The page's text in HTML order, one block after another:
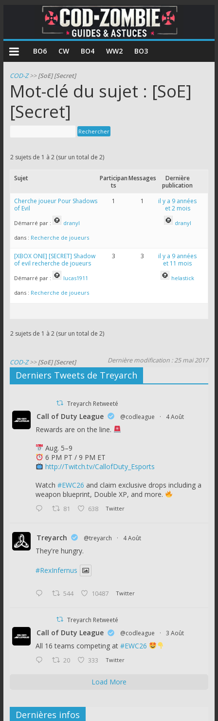
COD
Zombie
Guides
et
astuces
zombie
de
of
Duty
BO6 CW BO4 WW2 BO3
COD-Z>>[SoE] [Secret]
Mot-clé du sujet : [SoE]
[Secret]
2 sujets de 1 à 2 (sur un total de 2)
Sujet
Participan
ts
Messages
Dernière
publication
Cherche joueur Pour Shadows
of Evil
Démarré par :
dranyl
dans : Recherche de joueurs
1 1
il y a 9 années
et 2 mois
dranyl
[XBOX ONE] [SECRET] Shadow
of evil recherche de joueurs
Démarré par :
lucas1911
dans : Recherche de joueurs
3 3
il y a 9 années
et 11 mois
helastick
2 sujets de 1 à 2 (sur un total de 2)
Dernière modification : 25 mai 2017
COD-Z>>[SoE] [Secret]
Derniers Tweets de Treyarch
Treyarch Retweeté
Call of Duty League @codleague · 4 Août
Rewards are on the line.
Aug. 5–9
6 PM PT / 9 PM ET
http://Twitch.tv/CallofDuty_Esports
Watch #EWC26 and claim exclusive drops including a
weapon blueprint, Double XP, and more.
81 638 Twitter
Treyarch @treyarch · 4 Août
They're hungry.
#RexInfernus
544 10487 Twitter
Treyarch Retweeté
Call of Duty League @codleague · 3 Août
All 16 teams competing at #EWC26
20 333 Twitter
Load More
Dernières infos